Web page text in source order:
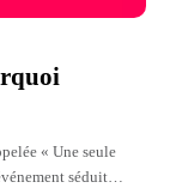
« Une seule
séduit